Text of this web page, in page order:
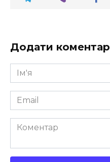
Додати коментар
Ім'я
*
Email
*
Коментар